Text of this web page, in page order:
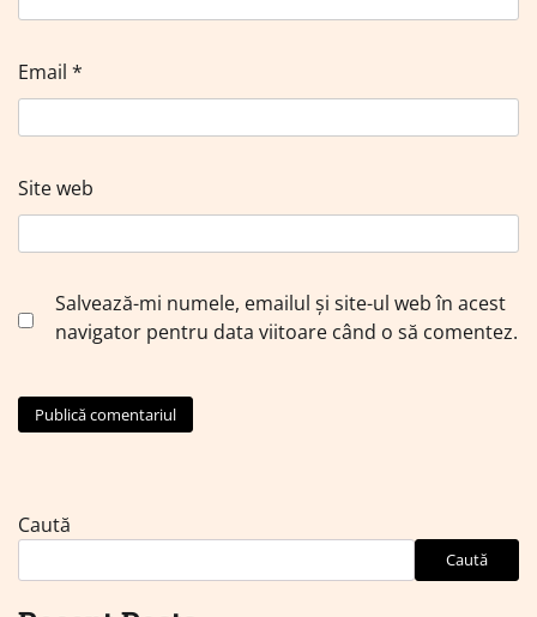
Email *
Site web
Salvează-mi numele, emailul și site-ul web în acest
navigator pentru data viitoare când o să comentez.
Caută
Caută